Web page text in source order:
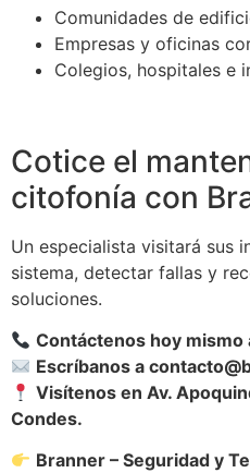
Comunidades de
Empresas y oficinas
Colegios, hospitales e
Cotice el
citofonía con
Un especialista visitará sus
sistema, detectar fallas y
soluciones.
Contáctenos hoy mismo
Escríbanos a
Visítenos en Av.
Condes.
Branner – Seguridad y